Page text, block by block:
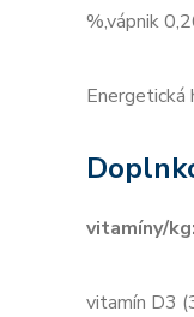
%,vápnik
Energetická
vitamíny/kg:
vitamín D3